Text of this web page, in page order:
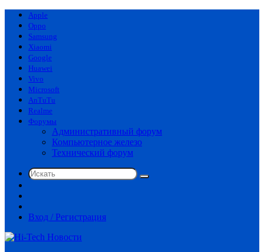
Apple
Oppo
Samsung
Xiaomi
Google
Huawei
Vivo
Microsoft
AnTuTu
Realme
Форумы
Административный форум
Компьютерное железо
Технический форум
Искать
статья
Вход / Регистрация